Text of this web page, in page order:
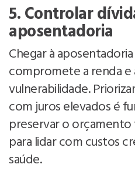
5. Controlar
aposentadoria
Chegar à
compromete a renda e
vulnerabilidade.
com juros elevados é
preservar o
para lidar com custos
saúde.